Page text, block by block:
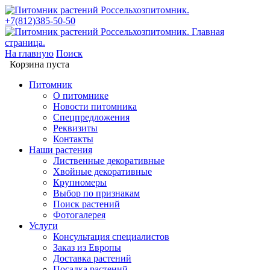
+7(812)385-50-50
На главную Поиск
Корзина пуста
Питомник
О питомнике
Новости питомника
Спецпредложения
Реквизиты
Контакты
Наши растения
Лиственные декоративные
Хвойные декоративные
Крупномеры
Выбор по признакам
Поиск растений
Фотогалерея
Услуги
Консультация специалистов
Заказ из Европы
Доставка растений